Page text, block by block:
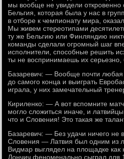
мы вообще не увидели
Бельгия, которая была у нас в
в отборе к чемпионату мира,
Мы живем стереотипами
ту же Бельгию или Финляндию
команды сделали огромный шаг
исполнители, способные решить
ты не воспринимаешь их серьезно,
Базаревич: — Вообще почти любая
до самого конца и выиграть
играла, у них замечательный
Кириленко: — А вот вспомните
могло сложиться иначе, и
что и Словения! Это такая же
Базаревич: — Без удачи ничего не
Словения — Латвия был одним из
Видмар выглядел на площадке
Дончич феноменально сыграл для